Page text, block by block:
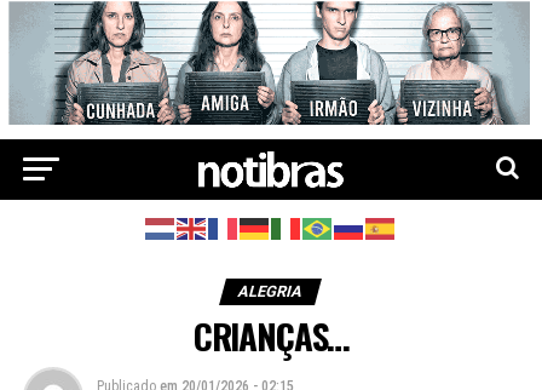
ALEGRIA
CRIANÇAS…